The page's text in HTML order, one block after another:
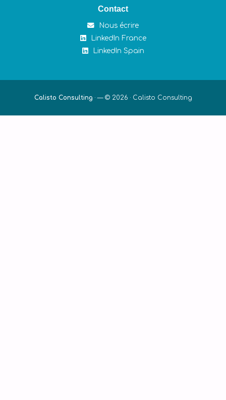
Contact
Nous écrire
LinkedIn France
LinkedIn Spain
Calisto Consulting ·— © 2026 · Calisto Consulting